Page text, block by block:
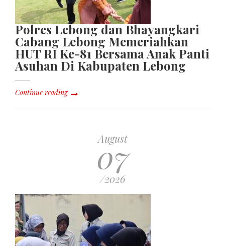
Polres Lebong dan Bhayangkari
Cabang Lebong Memeriahkan
HUT RI Ke-81 Bersama Anak Panti
Asuhan Di Kabupaten Lebong
Continue reading
August
07
/2026